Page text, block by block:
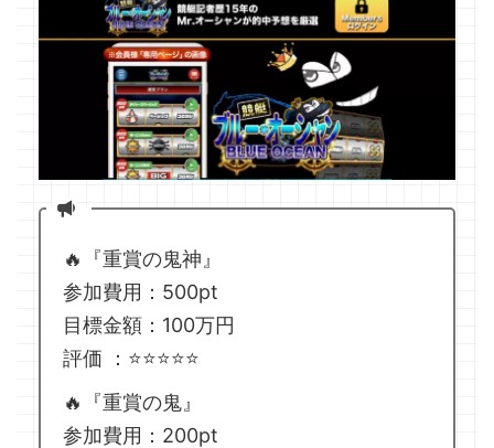
🔥『重賞の鬼神』
参加費用：500pt
目標金額：100万円
評価 ：⭐️⭐️⭐️⭐️⭐️
🔥『重賞の鬼』
参加費用：200pt